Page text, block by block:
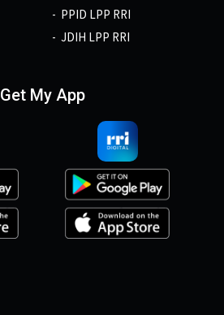
PPID LPP RRI
JDIH LPP RRI
Get My App